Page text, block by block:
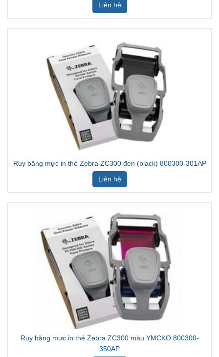
Liên hệ
Ruy băng mực in thẻ Zebra ZC300 đen (black) 800300-301AP
Liên hệ
Ruy băng mực in thẻ Zebra ZC300 màu YMCKO 800300-
350AP